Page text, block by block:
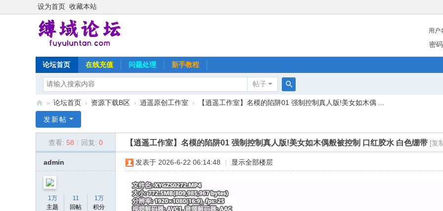
设为首页 收藏本站
用户
密码
论坛首页 在线充值 问题处理 新手教程
帖子
搜
域
» 论坛首页 › 资源下载B区 › 逍遥原创工作室 › 【逍遥工作室】名模的陷阱01 强制控制真人版!美女如木偶 ...
发新帖
查看: 58 回复: 0 【逍遥工作室】名模的陷阱01 强制控制真人版!美女如木偶般被控制 口红胶水 白色绷带 [复
admin
1万
主题
11
回帖
1万
积分
发表于 2026-6-22 06:14:48 显示全部楼层